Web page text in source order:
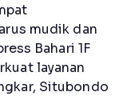
mudik dan
Bahari 1F
layanan
Situbondo